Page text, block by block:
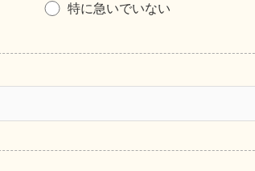
特に急いでいない